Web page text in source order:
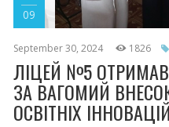
09
September 30, 2024 1826
ЛІЦЕЙ №5
ЗА ВАГОМИЙ
ОСВІТНІХ ІННОВАЦІЙ